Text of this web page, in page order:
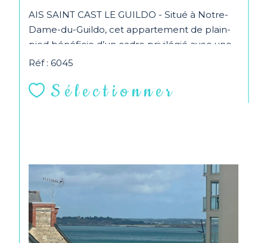
AIS SAINT CAST LE GUILDO - Situé à Notre-
Dame-du-Guildo, cet appartement de plain-
pied bénéficie d’un cadre privilégié avec une
vue agréable...
Réf : 6045
Sélectionner